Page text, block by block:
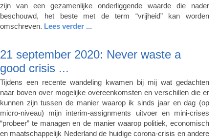
zijn van een gezamenlijke onderliggende waarde die nader
beschouwd, het beste met de term “vrijheid” kan worden
omschreven. Lees verder ...
21 september 2020: Never waste a
good crisis ...
Tijdens een recente wandeling kwamen bij mij wat gedachten
naar boven over mogelijke overeenkomsten en verschillen die er
kunnen zijn tussen de manier waarop ik sinds jaar en dag (op
micro-niveau) mijn interim-assignments uitvoer en mini-crises
“probeer” te managen en de manier waarop politiek, economisch
en maatschappelijk Nederland de huidige corona-crisis en andere